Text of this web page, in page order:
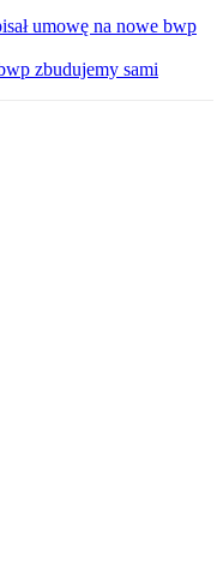
umowę na nowe bwp
zbudujemy sami